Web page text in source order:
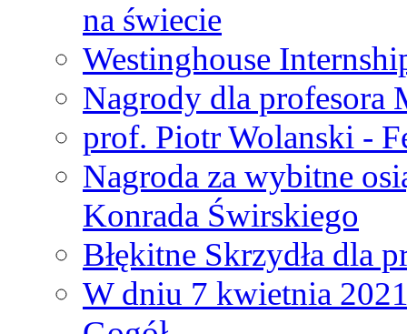
na świecie
Westinghouse
Nagrody dla profesora
prof. Piotr Wolanski -
Nagroda za wybitne
Konrada Świrskiego
Błękitne Skrzydła dla
W dniu 7 kwietnia